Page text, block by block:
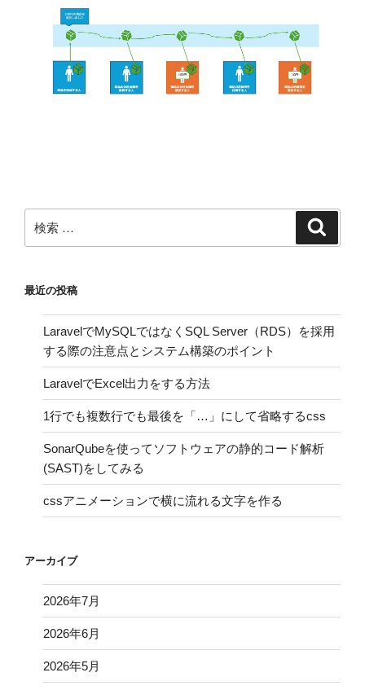
検
索:
最近の投稿
LaravelでMySQLではなくSQL Server（RDS）を採用
する際の注意点とシステム構築のポイント
LaravelでExcel出力をする方法
1行でも複数行でも最後を「…」にして省略するcss
SonarQubeを使ってソフトウェアの静的コード解析
(SAST)をしてみる
cssアニメーションで横に流れる文字を作る
アーカイブ
2026年7月
2026年6月
2026年5月